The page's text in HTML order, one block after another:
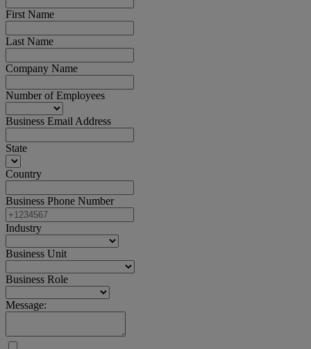
First Name
Last Name
Company Name
Number of Employees
Business Email Address
State
Country
Business Phone Number
Industry
Business Unit
Business Role
Message: